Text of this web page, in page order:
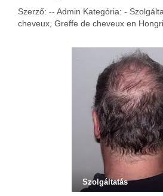
Szerző: -- Admin Kategória: -
cheveux Greffe de cheveux en
Szolgáltatás